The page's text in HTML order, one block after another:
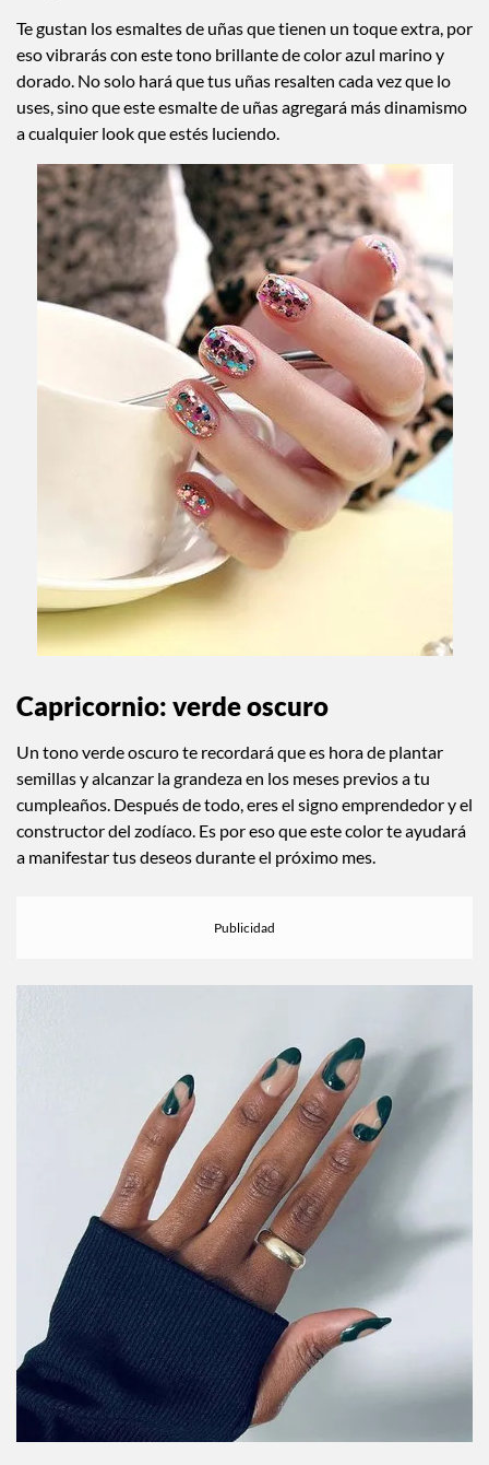
Te gustan los esmaltes de uñas que tienen un toque extra, por
eso vibrarás con este tono brillante de color azul marino y
dorado. No solo hará que tus uñas resalten cada vez que lo
uses, sino que este esmalte de uñas agregará más dinamismo
a cualquier look que estés luciendo.
Capricornio: verde oscuro
Un tono verde oscuro te recordará que es hora de plantar
semillas y alcanzar la grandeza en los meses previos a tu
cumpleaños. Después de todo, eres el signo emprendedor y el
constructor del zodíaco. Es por eso que este color te ayudará
a manifestar tus deseos durante el próximo mes.